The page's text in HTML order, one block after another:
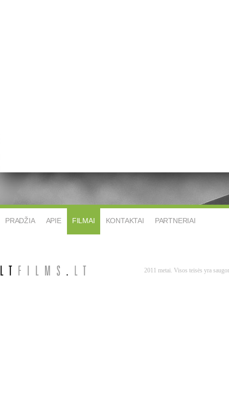
PRADŽIA APIE FILMAI KONTAKTAI PARTNERIAI
2011 metai. Visos teisės yra